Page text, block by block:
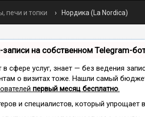
печи и топки Нордика (La Nordica)
записи на собственном Telegram-
в сфере услуг, знает — без ведения
о визитах тоже. Нашли самый
первый месяц бесплатно.
и специалистов, который упрощает